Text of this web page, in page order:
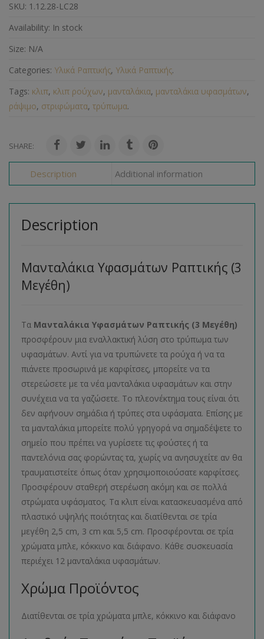
SKU: 1.12.28-LC28
Availability: In stock
Size: N/A
Categories: Υλικά Ραπτικής, Υλικά Ραπτικής.
Tags: κλιπ, κλιπ ρούχων, μανταλάκια, μανταλάκια υφασμάτων,
ράψιμο, στριφώματα, τρύπωμα.
SHARE:
Description Additional information
Description
Μανταλάκια Υφασμάτων Ραπτικής (3
Μεγέθη)
Τα Μανταλάκια Υφασμάτων Ραπτικής (3 Μεγέθη)
προσφέρουν μια εναλλακτική λύση στο τρύπωμα των
υφασμάτων. Αντί για να τρυπώνετε τα ρούχα ή να τα
πιάνετε προσωρινά με καρφίτσες, μπορείτε να τα
στερεώσετε με τα νέα μανταλάκια υφασμάτων και στην
συνέχεια να τα γαζώσετε. Το πλεονέκτημα τους είναι ότι
δεν αφήνουν σημάδια ή τρύπες στα υφάσματα. Επίσης με
τα μανταλάκια μπορείτε πολύ γρηγορά να σημαδέψετε το
σημείο που πρέπει να γυρίσετε τις φούστες ή τα
παντελόνια σας φορώντας τα, χωρίς να ανησυχείτε αν θα
τραυματιστείτε όπως όταν χρησιμοποιούσατε καρφίτσες.
Προσφέρουν σταθερή στερέωση ακόμη και σε πολλά
στρώματα υφάσματος. Τα κλιπ είναι κατασκευασμένα από
πλαστικό υψηλής ποιότητας και διατίθενται σε τρία
μεγέθη 2,5 cm, 3 cm και 5,5 cm. Προσφέρονται σε τρία
χρώματα μπλε, κόκκινο και διάφανο. Κάθε συσκευασία
περιέχει 12 μανταλάκια υφασμάτων.
Χρώμα Προϊόντος
Διατίθενται σε τρία χρώματα μπλε, κόκκινο και διάφανο